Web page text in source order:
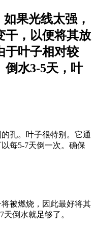
果光线太强，
干，以便将其放
于叶子相对较
倒水3-5天，叶
孔。叶子很特别。它通
每5-7天倒一次。确保
被燃烧，因此最好将其
倒水就足够了。